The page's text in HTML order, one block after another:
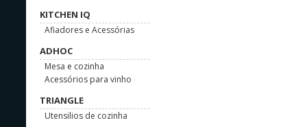
KITCHEN IQ
Afiadores e Acessórias
ADHOC
Mesa e cozinha
Acessórios para vinho
TRIANGLE
Utensilios de cozinha